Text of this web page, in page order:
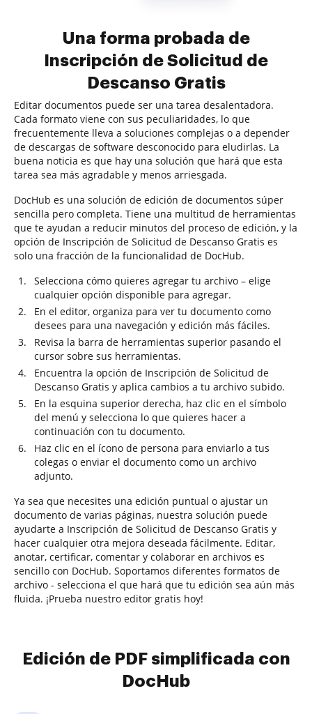
Una forma probada de
Inscripción de Solicitud de
Descanso Gratis
Editar documentos puede ser una tarea desalentadora.
Cada formato viene con sus peculiaridades, lo que
frecuentemente lleva a soluciones complejas o a depender
de descargas de software desconocido para eludirlas. La
buena noticia es que hay una solución que hará que esta
tarea sea más agradable y menos arriesgada.
DocHub es una solución de edición de documentos súper
sencilla pero completa. Tiene una multitud de herramientas
que te ayudan a reducir minutos del proceso de edición, y la
opción de Inscripción de Solicitud de Descanso Gratis es
solo una fracción de la funcionalidad de DocHub.
Selecciona cómo quieres agregar tu archivo – elige
cualquier opción disponible para agregar.
En el editor, organiza para ver tu documento como
desees para una navegación y edición más fáciles.
Revisa la barra de herramientas superior pasando el
cursor sobre sus herramientas.
Encuentra la opción de Inscripción de Solicitud de
Descanso Gratis y aplica cambios a tu archivo subido.
En la esquina superior derecha, haz clic en el símbolo
del menú y selecciona lo que quieres hacer a
continuación con tu documento.
Haz clic en el ícono de persona para enviarlo a tus
colegas o enviar el documento como un archivo
adjunto.
Ya sea que necesites una edición puntual o ajustar un
documento de varias páginas, nuestra solución puede
ayudarte a Inscripción de Solicitud de Descanso Gratis y
hacer cualquier otra mejora deseada fácilmente. Editar,
anotar, certificar, comentar y colaborar en archivos es
sencillo con DocHub. Soportamos diferentes formatos de
archivo - selecciona el que hará que tu edición sea aún más
fluida. ¡Prueba nuestro editor gratis hoy!
Edición de PDF simplificada con
DocHub